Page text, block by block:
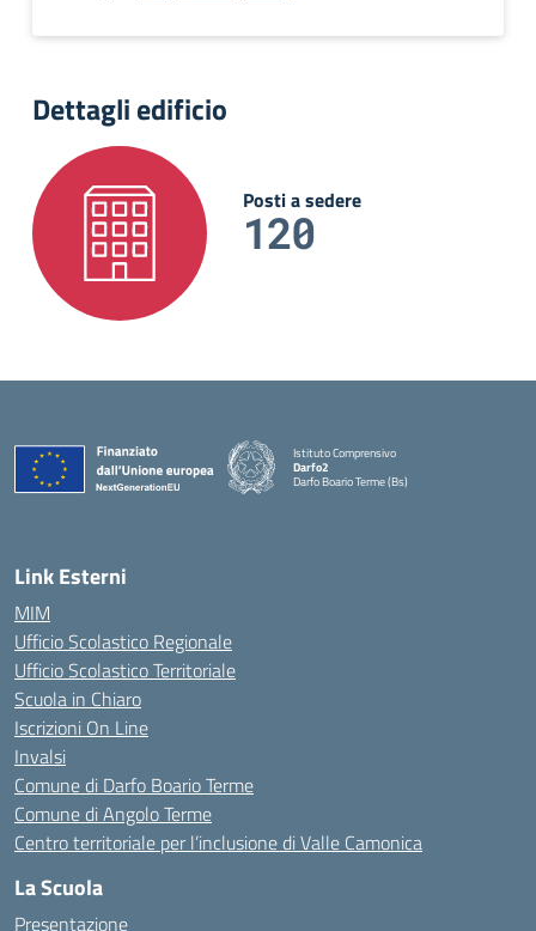
Dettagli edificio
Posti a sedere
120
Istituto Comprensivo
Darfo2
Darfo Boario Terme (Bs)
Link Esterni
MIM
Ufficio Scolastico Regionale
Ufficio Scolastico Territoriale
Scuola in Chiaro
Iscrizioni On Line
Invalsi
Comune di Darfo Boario Terme
Comune di Angolo Terme
Centro territoriale per l’inclusione di Valle Camonica
La Scuola
Presentazione